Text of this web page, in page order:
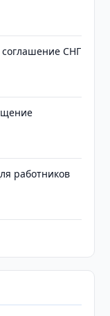
СНГ
работников